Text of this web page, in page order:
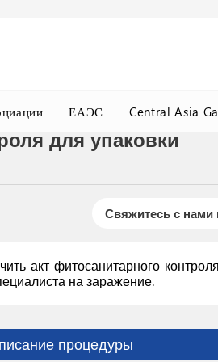
ЕАЭС Central Asia
для упаковки
Свяжитесь с нами
акт фитосанитарного
на заражение.
процедуры